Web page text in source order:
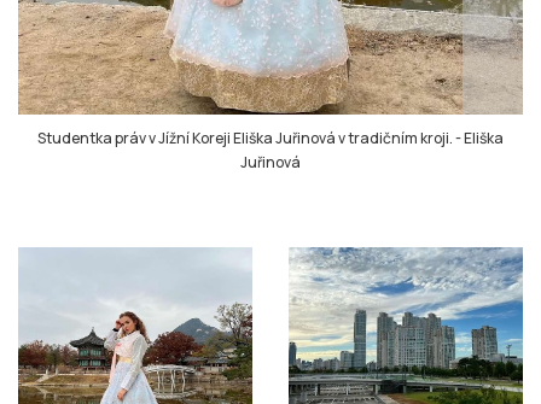
Studentka práv v Jížní Koreji Eliška Juřinová v tradičním kroji.-Eliška
Juřinová